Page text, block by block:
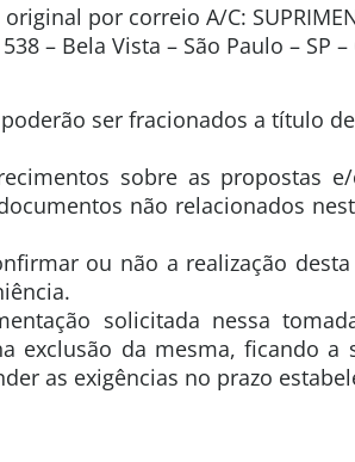
por correio A/C:
– Bela Vista – São Paulo – SP –
ser fracionados a título
sobre as propostas
não relacionados
ou não a realização
solicitada nessa
exclusão da mesma, ficando a
as exigências no prazo